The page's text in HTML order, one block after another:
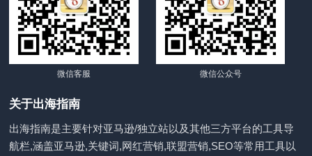
微信客服 微信公众号
关于出海指南
出海指南是主要针对亚马逊/独立站以及其他三方平台的工具导
航栏,涵盖亚马逊,关键词,网红营销,联盟营销,SEO等常用工具以